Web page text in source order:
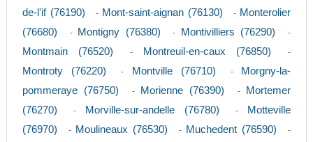
de-l'if (76190)
- Mont-saint-aignan (76130) - Monterolier
(76680)
- Montigny (76380) - Montivilliers (76290) -
Montmain (76520) - Montreuil-en-caux (76850) -
Montroty (76220) - Montville (76710) -
Morgny-la-
pommeraye (76750)
- Morienne (76390) -
Mortemer
(76270)
- Morville-sur-andelle (76780) -
Motteville
(76970)
- Moulineaux (76530) - Muchedent (76590) -